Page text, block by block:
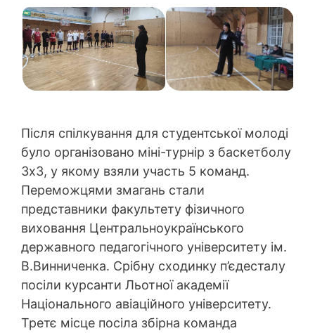
Після спілкування для студентської молоді
було організовано міні-турнір з баскетболу
3х3, у якому взяли участь 5 команд.
Переможцями змагань стали
представники факультету фізичного
виховання Центральноукраїнського
державного педагогічного університету ім.
В.Винниченка. Срібну сходинку п’єдесталу
посіли курсанти Льотної академії
Національного авіаційного університету.
Третє місце посіла збірна команда